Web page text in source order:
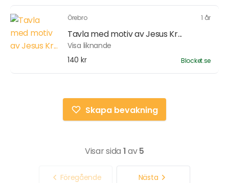
Örebro 1 år
Tavla med motiv av Jesus Kr...
Visa liknande
140 kr
Blocket.se
Skapa bevakning
Visar sida 1av5
Föregående Nästa